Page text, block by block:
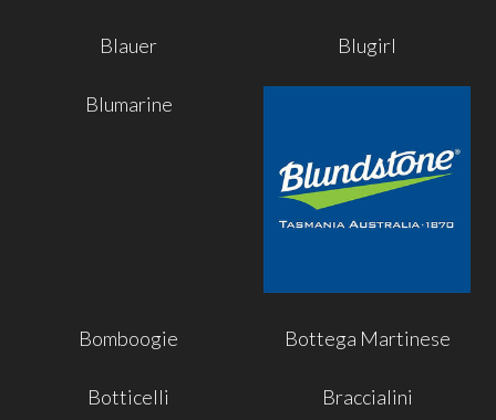
Blauer Blugirl
Blumarine
Bomboogie Bottega Martinese
Botticelli Braccialini